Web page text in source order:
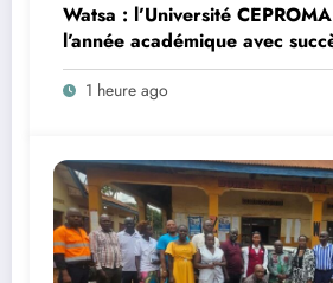
Watsa : l’Université
l’année académique avec
la collation des grades et
diplômes homologués
1 heure ago